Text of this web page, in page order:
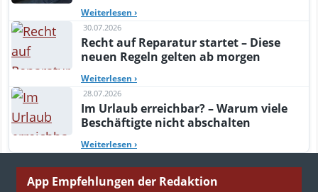
Weiterlesen ›
30.07.2026
Recht auf Reparatur startet – Diese
neuen Regeln gelten ab morgen
Weiterlesen ›
28.07.2026
Im Urlaub erreichbar? – Warum viele
Beschäftigte nicht abschalten
Weiterlesen ›
App Empfehlungen der Redaktion